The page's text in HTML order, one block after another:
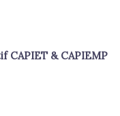
CAPIET & CAPIEMP